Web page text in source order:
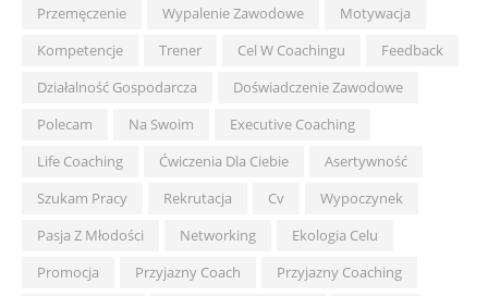
Przemęczenie
Wypalenie Zawodowe
Motywacja
Kompetencje
Trener Cel W Coachingu
Feedback
Działalność Gospodarcza
Doświadczenie Zawodowe
Polecam
Na Swoim
Executive Coaching
Life Coaching
Ćwiczenia Dla Ciebie
Asertywność
Szukam Pracy
Rekrutacja Cv
Wypoczynek
Pasja Z Młodości
Networking
Ekologia Celu
Promocja
Przyjazny Coach
Przyjazny Coaching